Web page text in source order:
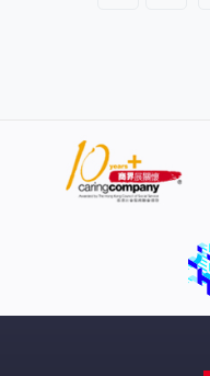
等反制等措施穩控現場
方事發後歪曲事實、反
即停止侵權挑釁和不